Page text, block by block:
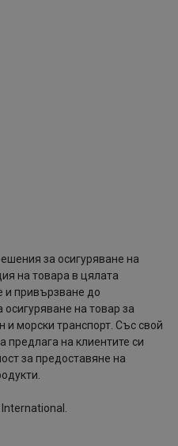
за осигуряване на
на товара в цялата
и привързване до
осигуряване на товар за
морски транспорт. Със свой
предлага на клиентите си
за предоставяне на